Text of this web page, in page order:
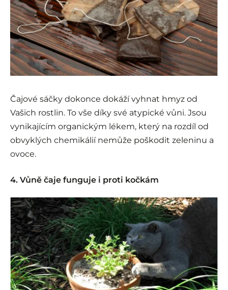
Čajové sáčky dokonce dokáží vyhnat hmyz od
Vašich rostlin. To vše díky své atypické vůni. Jsou
vynikajícím organickým lékem, který na rozdíl od
obvyklých chemikálií nemůže poškodit zeleninu a
ovoce.
4. Vůně čaje funguje i proti kočkám